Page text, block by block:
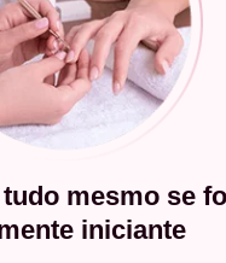
mesmo se
iniciante